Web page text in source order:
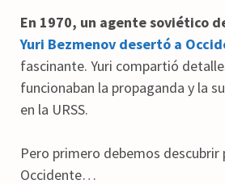
En 1970, un agente soviético
Yuri Bezmenov desertó a
fascinante. Yuri compartió
funcionaban la propaganda y la
en la URSS.
Pero primero debemos descubrir
Occidente…